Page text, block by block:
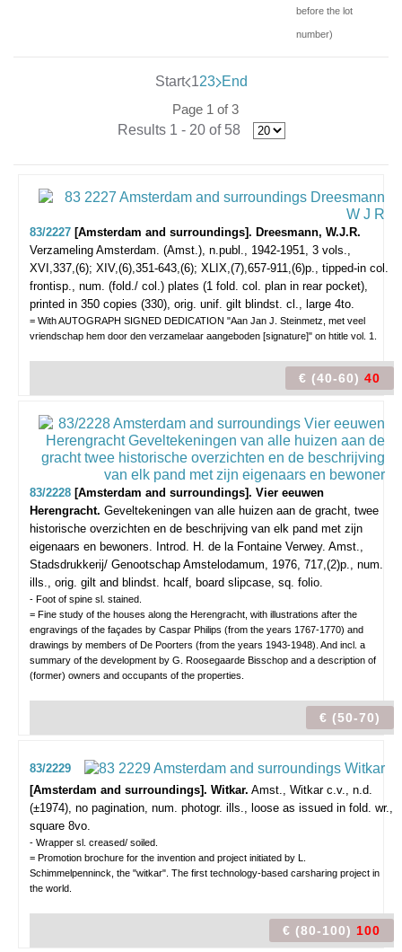
before the lot
number)
Start 123 End
Page 1 of 3
Results 1 - 20 of 58
83/2227 [Amsterdam and surroundings]. Dreesmann, W.J.R.
Verzameling Amsterdam. (Amst.), n.publ., 1942-1951, 3 vols.,
XVI,337,(6); XIV,(6),351-643,(6); XLIX,(7),657-911,(6)p., tipped-in col.
frontisp., num. (fold./ col.) plates (1 fold. col. plan in rear pocket),
printed in 350 copies (330), orig. unif. gilt blindst. cl., large 4to.
= With AUTOGRAPH SIGNED DEDICATION "Aan Jan J. Steinmetz, met veel
vriendschap hem door den verzamelaar aangeboden [signature]" on htitle vol. 1.
€ (40-60) 40
83/2228 [Amsterdam and surroundings]. Vier eeuwen
Herengracht. Geveltekeningen van alle huizen aan de gracht, twee
historische overzichten en de beschrijving van elk pand met zijn
eigenaars en bewoners. Introd. H. de la Fontaine Verwey. Amst.,
Stadsdrukkerij/ Genootschap Amstelodamum, 1976, 717,(2)p., num.
ills., orig. gilt and blindst. hcalf, board slipcase, sq. folio.
- Foot of spine sl. stained.
= Fine study of the houses along the Herengracht, with illustrations after the
engravings of the façades by Caspar Philips (from the years 1767-1770) and
drawings by members of De Poorters (from the years 1943-1948). And incl. a
summary of the development by G. Roosegaarde Bisschop and a description of
(former) owners and occupants of the properties.
€ (50-70)
83/2229
[Amsterdam and surroundings]. Witkar. Amst., Witkar c.v., n.d.
(±1974), no pagination, num. photogr. ills., loose as issued in fold. wr.,
square 8vo.
- Wrapper sl. creased/ soiled.
= Promotion brochure for the invention and project initiated by L.
Schimmelpenninck, the "witkar". The first technology-based carsharing project in
the world.
€ (80-100) 100